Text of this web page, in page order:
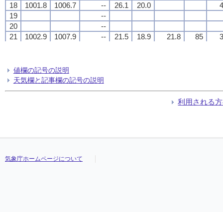
18
1001.8 1006.7 -- 26.1 20.0
19
--
20
--
21
1002.9 1007.9 -- 21.5 18.9 21.8 85
24
1003.0 1008.0
18
1001.8 1006.7 -- 26.1 20.0
19
--
20
--
21
1002.9 1007.9 -- 21.5 18.9 21.8 85
24
1003.0 1008.0
18
1001.8 1006.7 -- 26.1 20.0
19
--
20
--
21
1002.9 1007.9 -- 21.5 18.9 21.8 85
24
1003.0 1008.0
18
1001.8 1006.7 -- 26.1 20.0
19
--
20
--
21
1002.9 1007.9 -- 21.5 18.9 21.8 85
24
1003.0 1008.0
値欄の記号の説明
天気欄と記事欄の記号の説明
利用される
気象庁ホームページについて